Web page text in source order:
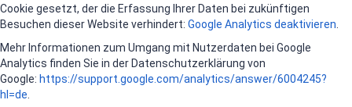
Cookie gesetzt, der die Erfassung Ihrer Daten bei zukünftigen
Besuchen dieser Website verhindert: Google Analytics deaktivieren
Mehr Informationen zum Umgang mit Nutzerdaten bei Google
Analytics finden Sie in der Datenschutzerklärung von
Google: https://support.google.com/analytics/answer/6004245?
hl=de